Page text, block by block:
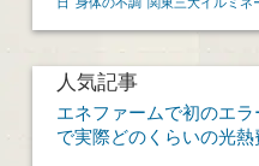
人気記事
エネファームで初のエ
で実際どのくらいの光熱